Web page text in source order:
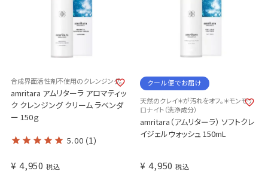
合成界面活性剤不使用のクレンジング。
amritara アムリターラ アロマティッ
ク クレンジング クリーム ラベンダ
ー 150ｇ
5.00 （1）
¥ 4,950 税込
クール便でお届け
天然のクレイ＊が汚れをオフ。＊モンモリ
ロナイト（洗浄成分）
amritara（アムリターラ） ソフトクレ
イジェルウォッシュ 150mL
¥ 4,950 税込